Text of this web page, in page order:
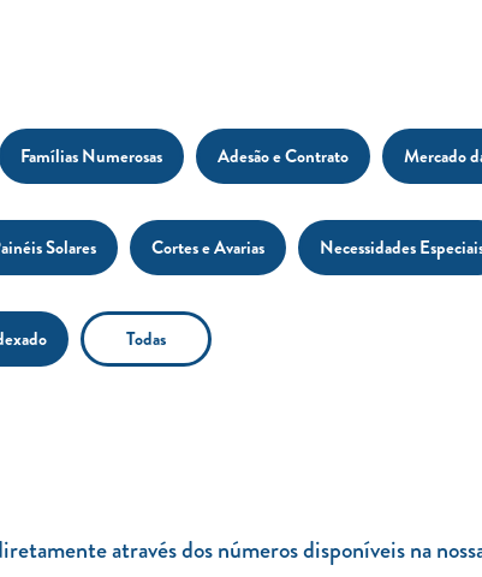
Famílias Numerosas Adesão e Contrato Mercado
Solares Cortes e Avarias Necessidades
Todas
através dos números disponíveis na